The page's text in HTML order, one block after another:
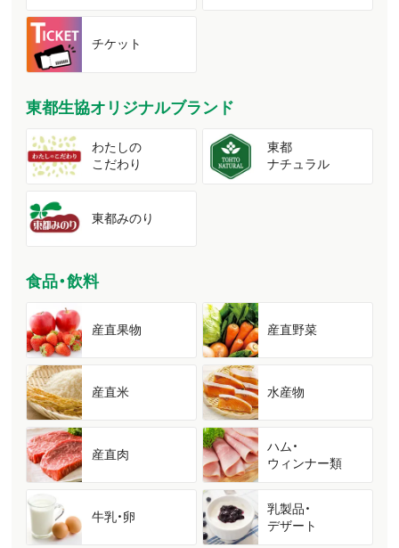
チケット
東都生協オリジナルブランド
わたしの
こだわり
東都
ナチュラル
東都みのり
食品・飲料
産直果物 産直野菜
産直米 水産物
産直肉
ハム・
ウィンナー類
牛乳・卵
乳製品・
デザート